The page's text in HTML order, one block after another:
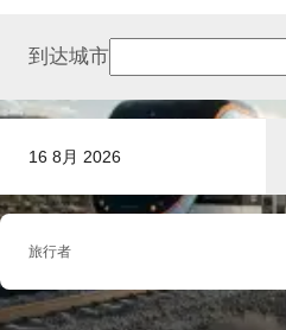
16 8月 2026
到达城市
旅行者